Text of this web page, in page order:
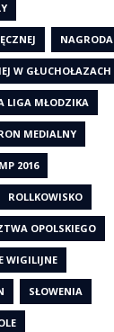
NAGRODA
W GŁUCHOŁAZACH
LIGA MŁODZIKA
MEDIALNY
2016
ROLLKOWISKO
OPOLSKIEGO
WIGILIJNE
SŁOWENIA